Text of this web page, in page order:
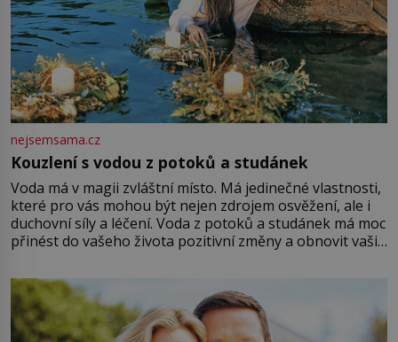
nejsemsama.cz
Kouzlení s vodou z potoků a studánek
Voda má v magii zvláštní místo. Má jedinečné vlastnosti,
které pro vás mohou být nejen zdrojem osvěžení, ale i
duchovní síly a léčení. Voda z potoků a studánek má moc
přinést do vašeho života pozitivní změny a obnovit vaši
můžete obohatit své rituály a přinést do svého života
větší harmonii a klid. Je důležité